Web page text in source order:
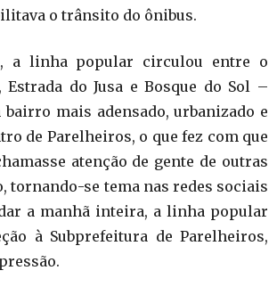
o trânsito do ônibus.
a linha popular circulou entre o
Estrada do Jusa e Bosque do Sol –
mais adensado, urbanizado e
de Parelheiros, o que fez com que
atenção de gente de outras
tornando-se tema nas redes sociais
a manhã inteira, a linha popular
à Subprefeitura de Parelheiros,